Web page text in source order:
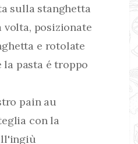
sulla stanghetta
posizionate
e rotolate
pasta é troppo
pain au
con la